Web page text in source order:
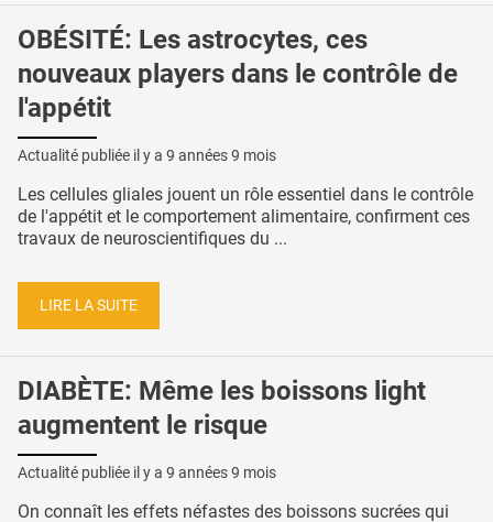
OBÉSITÉ: Les astrocytes, ces
nouveaux players dans le contrôle de
l'appétit
Actualité publiée il y a 9 années 9 mois
Les cellules gliales jouent un rôle essentiel dans le contrôle
de l'appétit et le comportement alimentaire, confirment ces
travaux de neuroscientifiques du ...
LIRE LA SUITE
DIABÈTE: Même les boissons light
augmentent le risque
Actualité publiée il y a 9 années 9 mois
On connaît les effets néfastes des boissons sucrées qui